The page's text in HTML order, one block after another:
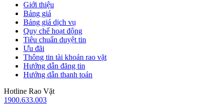
Giới thiệu
Bảng giá
Bảng giá dịch vụ
Quy chế hoạt động
Tiêu chuẩn duyệt tin
Ưu đãi
Thông tin tài khoản rao vặt
Hướng dẫn đăng tin
Hướng dẫn thanh toán
Hotline Rao Vặt
1900.633.003